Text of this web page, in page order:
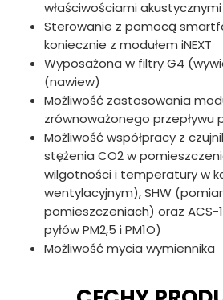
właściwościami
Sterowanie z pomocą
koniecznie z modułem iNEXT
Wyposażona w filtry G4
(nawiew)
Możliwość zastosowania
zrównoważonego przepływu
Możliwość współpracy z
stężenia CO2 w
wilgotności i temperatury w
wentylacyjnym), SHW
pomieszczeniach) oraz ACS-
pyłów PM2,5 i PM1O)
Możliwość mycia wymiennika